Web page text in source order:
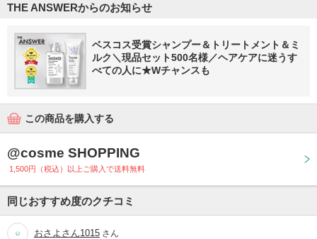
THE ANSWERからのお知らせ
ベスコス受賞シャンプー＆トリートメント＆ミ
ルク＼現品セット500名様／ヘアケアに迷うす
べての人に★Wチャンスも
この商品を購入する
@cosme SHOPPING
1,500円（税込）以上ご購入で送料無料
同じおすすめ度のクチコミ
おさよさん1015 さん